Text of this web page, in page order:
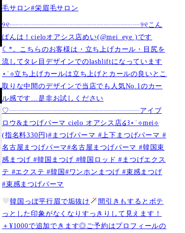
毛サロン#栄眉毛サロン
୨୧┈┈┈┈┈┈┈┈┈┈┈┈┈┈┈┈┈┈୨୧こん
ばんは！cieloオアシス店めい(@mei_eye )です︎︎
☾*。こちらのお客様は・立ち上げカール・目尻を
流してタレ目デザインでのlashliftになっています
⋆˙⟡立ち上げカールは立ち上げとカールの良いとこ
取りな中間のデザインで当店でも人気No.1のカー
ル感です…是非お試しください️
♡┈┈┈┈┈┈┈┈┈┈┈┈┈┈┈┈┈┈アイブ
ロウ&まつげパーマ cielo オアシス店໒꒱⋆˙⟡︎mei⟡
(指名料330円)#まつげパーマ #上下まつげパーマ #
名古屋まつげパーマ#名古屋まつげパーマ #韓国束
感まつげ #韓国まつげ #韓国ロッド #まつげエクス
テ #エクステ #韓国#ワンホンまつげ #束感まつげ
#束感まつげパーマ
韓国っぽ平行眉で垢抜け
間引きもするとボテ
っとした印象がなくなりすっきりして見えます！
＋¥1000で追加できます◎ご予約はプロフィールの